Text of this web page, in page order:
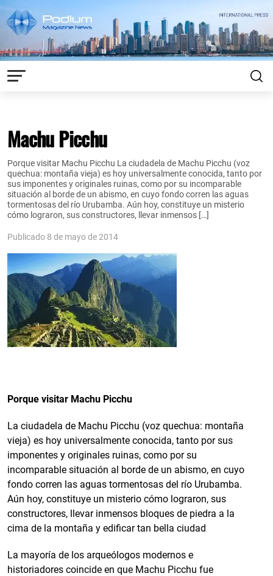
Machu Picchu
Porque visitar Machu Picchu La ciudadela de Machu Picchu (voz
quechua: montaña vieja) es hoy universalmente conocida, tanto por
sus imponentes y originales ruinas, como por su incomparable
situación al borde de un abismo, en cuyo fondo corren las aguas
tormentosas del río Urubamba. Aún hoy, constituye un misterio
cómo lograron, sus constructores, llevar inmensos […]
Publicado 8 de mayo de 2014
Porque visitar Machu Picchu
La ciudadela de Machu Picchu (voz quechua: montaña
vieja) es hoy universalmente conocida, tanto por sus
imponentes y originales ruinas, como por su
incomparable situación al borde de un abismo, en cuyo
fondo corren las aguas tormentosas del río Urubamba.
Aún hoy, constituye un misterio cómo lograron, sus
constructores, llevar inmensos bloques de piedra a la
cima de la montaña y edificar tan bella ciudad
La mayoría de los arqueólogos modernos e
historiadores coincide en que Machu Picchu fue